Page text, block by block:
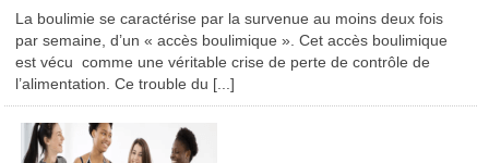
La boulimie se caractérise par la survenue au moins deux fois
par semaine, d’un « accès boulimique ». Cet accès boulimique
est vécu comme une véritable crise de perte de contrôle de
l’alimentation. Ce trouble du [...]